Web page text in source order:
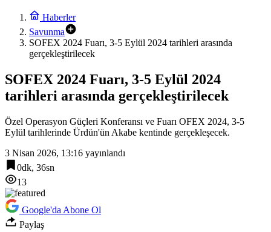
Haberler
Savunma
SOFEX 2024 Fuarı, 3-5 Eylül 2024 tarihleri arasında
gerçekleştirilecek
SOFEX 2024 Fuarı, 3-5 Eylül 2024
tarihleri arasında gerçekleştirilecek
Özel Operasyon Güçleri Konferansı ve Fuarı OFEX 2024, 3-5
Eylül tarihlerinde Ürdün'ün Akabe kentinde gerçekleşecek.
3 Nisan 2026, 13:16 yayınlandı
0dk, 36sn
13
Google'da Abone Ol
Paylaş